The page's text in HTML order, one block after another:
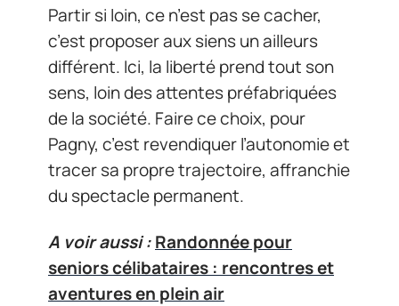
Partir si loin, ce n’est pas se cacher,
c’est proposer aux siens un ailleurs
différent. Ici, la liberté prend tout son
sens, loin des attentes préfabriquées
de la société. Faire ce choix, pour
Pagny, c’est revendiquer l’autonomie et
tracer sa propre trajectoire, affranchie
du spectacle permanent.
A voir aussi :Randonnée pour
seniors célibataires : rencontres et
aventures en plein air